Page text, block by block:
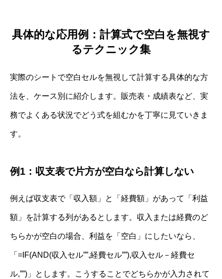
具体的な応用例：計算式で空白を無視す
るテクニック集
実際のシートで空白セルを無視して計算する具体的な方
法を、ケース別に紹介します。販売表・成績表など、実
務でよくある状況でどう式を組むかを丁寧に見ていきま
す。
例1：収支表で片方が空白なら計算しない
例えば収支表で「収入額」と「経費額」があって「利益
額」を計算する列があるとします。収入または経費のど
ちらかが空白の場合、利益を「空白」にしたいなら、
「=IF(AND(収入セル””,経費セル””),収入セル－経費セ
ル,””)」とします。こうすることでどちらかが入力されて